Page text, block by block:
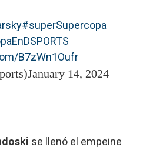
#superSupercopa
B7zWn1Oufr
January 14, 2024
se llenó el empeine